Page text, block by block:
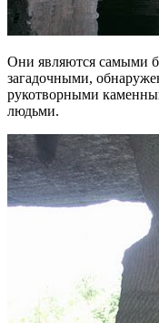
Они являются самыми
загадочными,
рукотворными
людьми.